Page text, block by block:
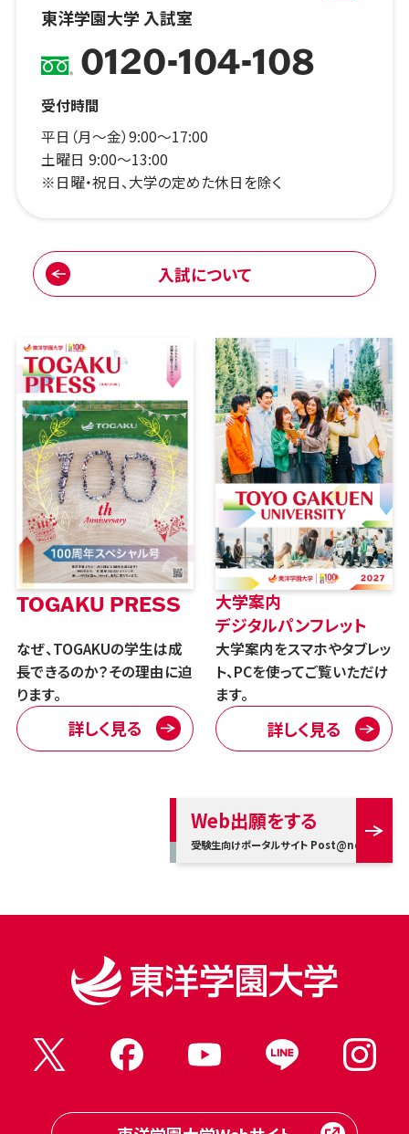
Web出願をする
受験生向けポータルサイト Post@net
東洋学園大学 入試室
0120-104-108
受付時間
平日（月～金）9:00～17:00
土曜日 9:00～13:00
※日曜・祝日、大学の定めた休日を除く
入試について
TOGAKU PRESS
なぜ、TOGAKUの学生は成
長できるのか？その理由に迫
ります。
詳しく見る
大学案内
デジタルパンフレット
大学案内をスマホやタブレッ
ト、PCを使ってご覧いただけ
ます。
詳しく見る